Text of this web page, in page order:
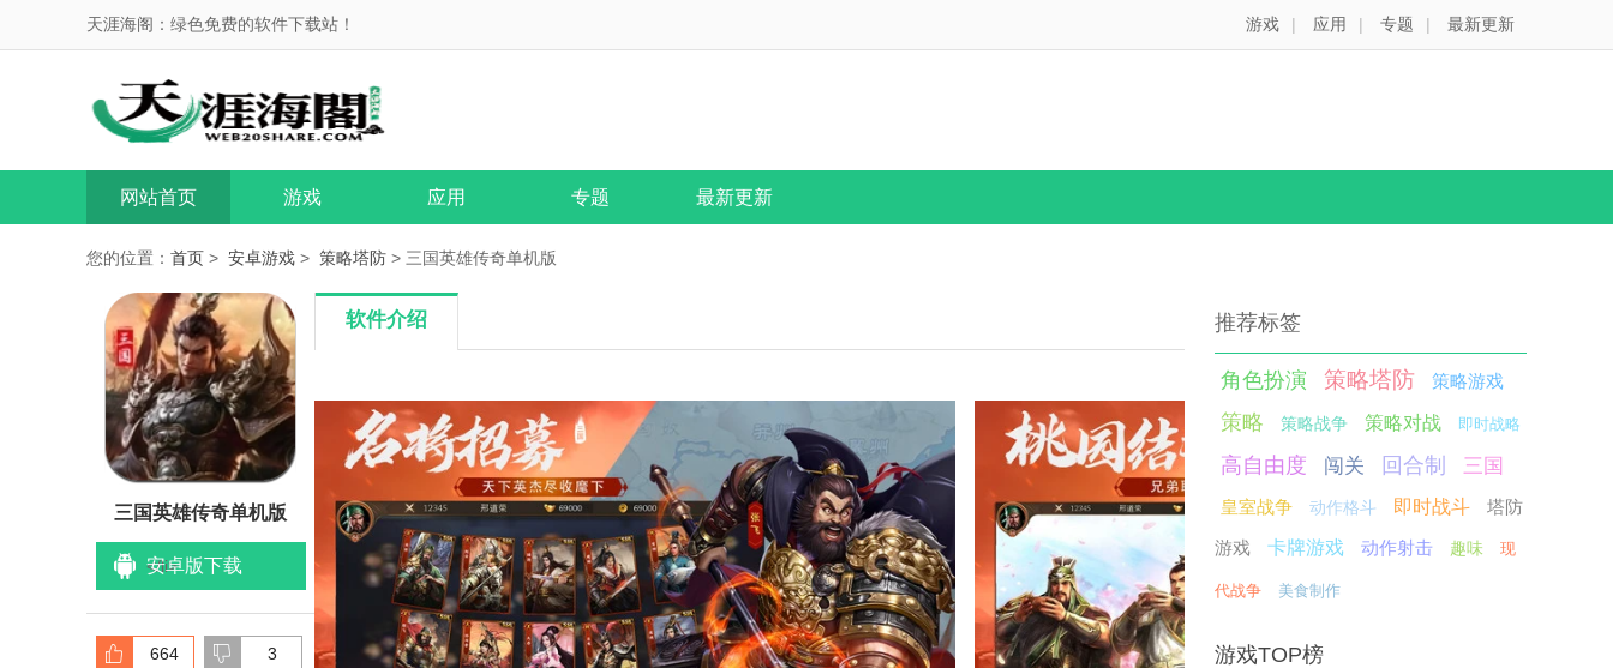
天涯海阁：绿色免费的软件下载站！ 游戏 | 应用 | 专题 | 最新更新
网站首页 游戏 应用 专题 最新更新
您的位置： 首页 > 安卓游戏 > 策略塔防 > 三国英雄传奇单机版
三国英雄传奇单机版
安卓版下载
</li>
664 3
软件介绍 推荐标签
角色扮演 策略塔防 策略游戏
策略 策略战争 策略对战 即时战略
高自由度 闯关 回合制 三国
皇室战争 动作格斗 即时战斗
塔防
游戏
卡牌游戏 动作射击 趣味 现
代战争 美食制作
游戏TOP榜